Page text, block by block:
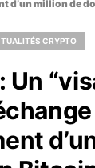
d’un million de
CRYPTO
Un